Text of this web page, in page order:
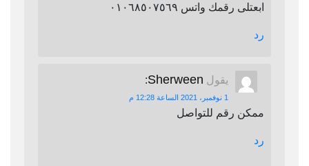
ابعتلى رقمك واتس ٠١٠٦٨٥٠٧٥٦٩
رد
يقول Sherween
:
1 نوفمبر، 2021 الساعة 12:28 م
ممكن رقم للتواصل
رد